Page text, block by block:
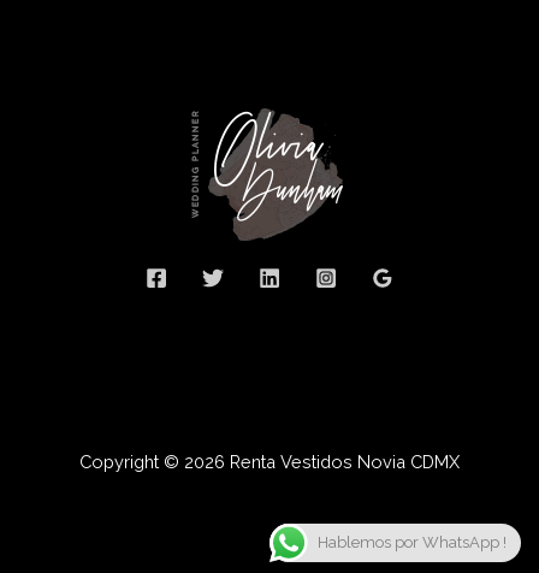
Copyright © 2026 Renta Vestidos Novia CDMX
Hablemos por WhatsApp !